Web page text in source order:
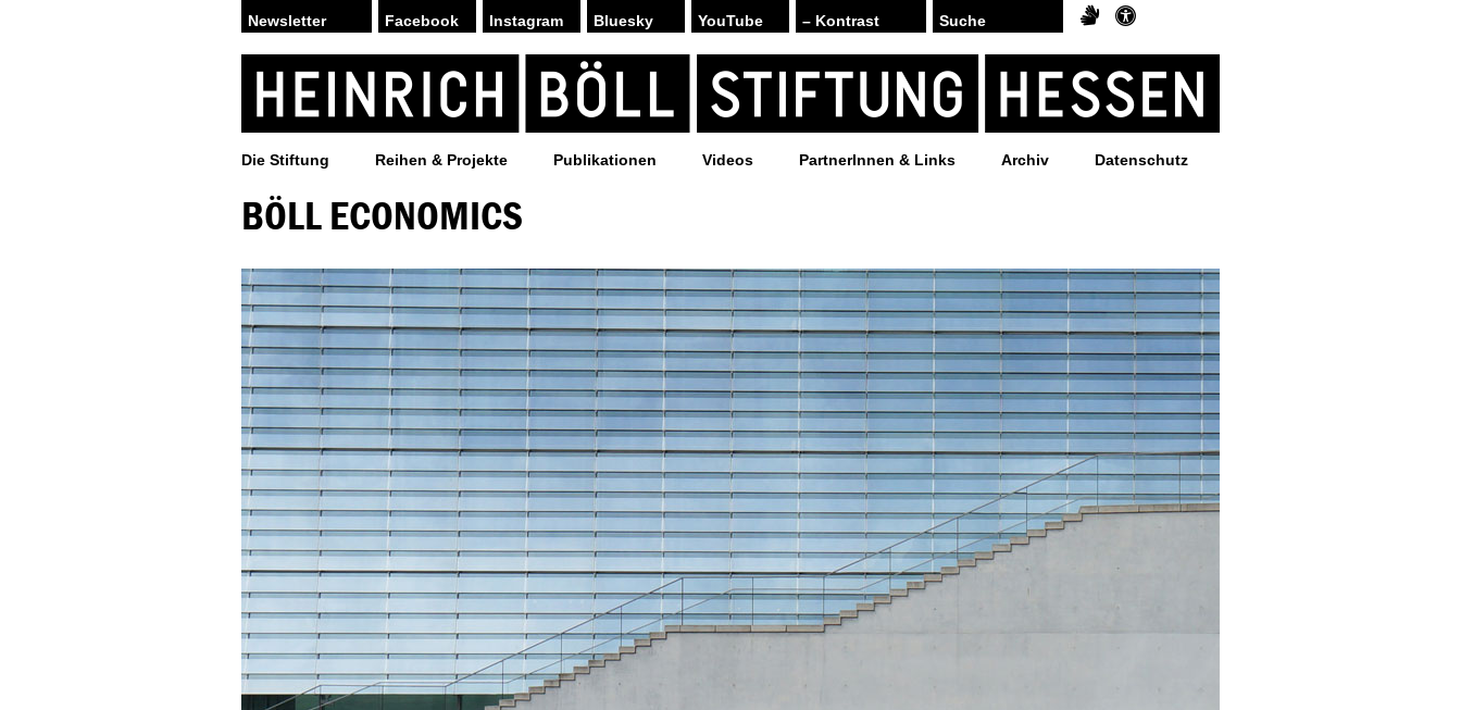
Facebook Instagram Bluesky YouTube – Kontrast
Die Stiftung Reihen & Projekte Publikationen Videos PartnerInnen & Links Archiv Datenschutz
BÖLL ECONOMICS